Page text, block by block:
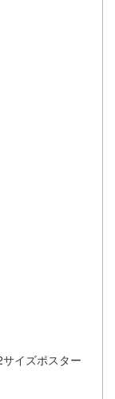
イズポスター